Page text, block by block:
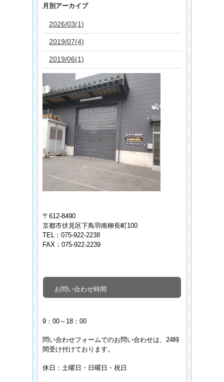
月別アーカイブ
2026/03(1)
2019/07(4)
2019/06(1)
〒612-8490
京都市伏見区下鳥羽南柳長町100
TEL：075-922-2238
FAX：075-922-2239
お問い合わせ時間
9：00～18：00
問い合わせフォームでのお問い合わせは、24時
間受け付けております。
休日：土曜日・日曜日・祝日